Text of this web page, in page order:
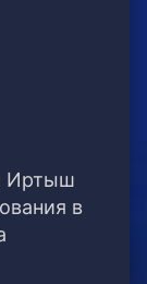
Иртыш
в